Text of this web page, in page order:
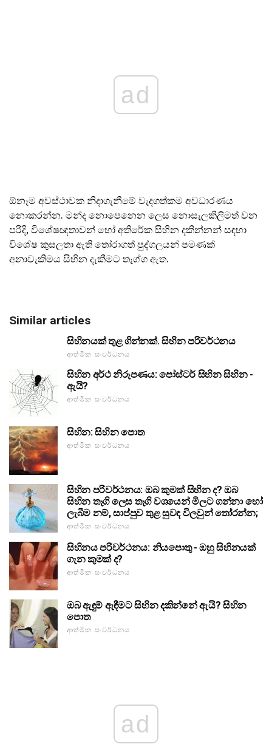
ad
ඕනෑම අවස්ථාවක නිදාගැනීමේ වැදගත්කම අවධාරණය
නොකරන්න. මන්ද නොපෙනෙන ලෙස නොසැලකිලිමත් වන
පරිදි, විශේෂඥතාවන් හෝ අතිරේක සිහින දකින්නන් සඳහා
විශේෂ කුසලතා ඇති තෝරාගත් පුද්ගලයන් පමණක්
අනාවැකිමය සිහින දැකීමට තෑග්ග ඇත.
Similar articles
සිහිනයක් තුළ ගින්නක්. සිහින පරිවර්ථනය
ආත්මික සංවර්ධනය
සිහින අර්ථ නිරූපණය: පෝස්ටර් සිහින සිහින -
ඇයි?
ආත්මික සංවර්ධනය
සිහින: සිහින පොත
ආත්මික සංවර්ධනය
සිහින පරිවර්ථනය: ඔබ කුමක් සිහින ද? ඔබ
සිහින තෑගි ලෙස තෑගි වශයෙන් මිලට ගන්නා හෝ
ලැබීම නම්, සාප්පුව තුළ සුවඳ විලවුන් තෝරන්න;
ආත්මික සංවර්ධනය
සිහිනය පරිවර්ථනය: නියපොතු - ඔහු සිහිනයක්
ගැන කුමක් ද?
ආත්මික සංවර්ධනය
ඔබ ඇඳුම් ඇඳීමට සිහින දකින්නේ ඇයි? සිහින
පොත
ආත්මික සංවර්ධනය
ad